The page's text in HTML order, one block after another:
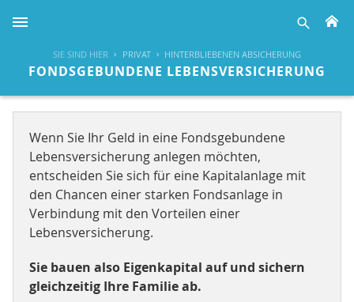
SIE SIND HIER PRIVAT HINTERBLIEBENEN ABSICHERUNG
FONDSGEBUNDENE LEBENSVERSICHERUNG
Wenn Sie Ihr Geld in eine Fondsgebundene
Lebensversicherung anlegen möchten,
entscheiden Sie sich für eine Kapitalanlage mit
den Chancen einer starken Fondsanlage in
Verbindung mit den Vorteilen einer
Lebensversicherung.
Sie bauen also Eigenkapital auf und sichern
gleichzeitig Ihre Familie ab.